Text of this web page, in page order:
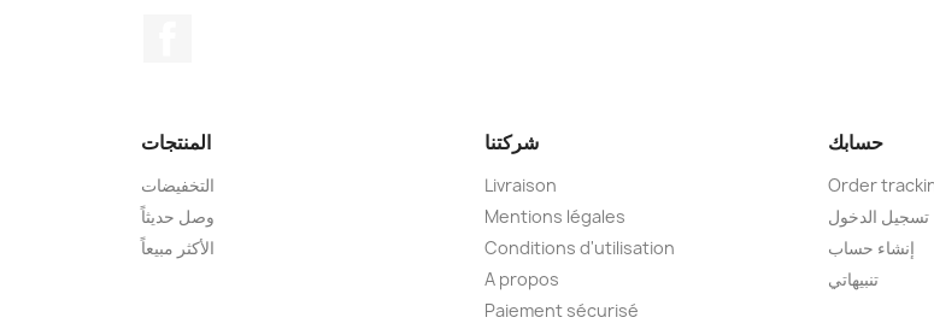
المنتجات
التخفيضات
وصل حديثاً
الأكثر مبيعاً
شركتنا
Livraison
Mentions légales
Conditions d'utilisation
A propos
Paiement sécurisé
حسابك
Order
تسجيل الدخول
إنشاء حساب
تنبيهاتي